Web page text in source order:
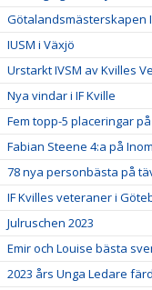
Götalandsmästerskapen
IUSM i Växjö
Urstarkt IVSM av Kvilles
Nya vindar i IF Kville
Fem topp-5 placeringar
Fabian Steene 4:a på
78 nya personbästa på
IF Kvilles veteraner i
Julruschen 2023
Emir och Louise bästa
2023 års Unga Ledare